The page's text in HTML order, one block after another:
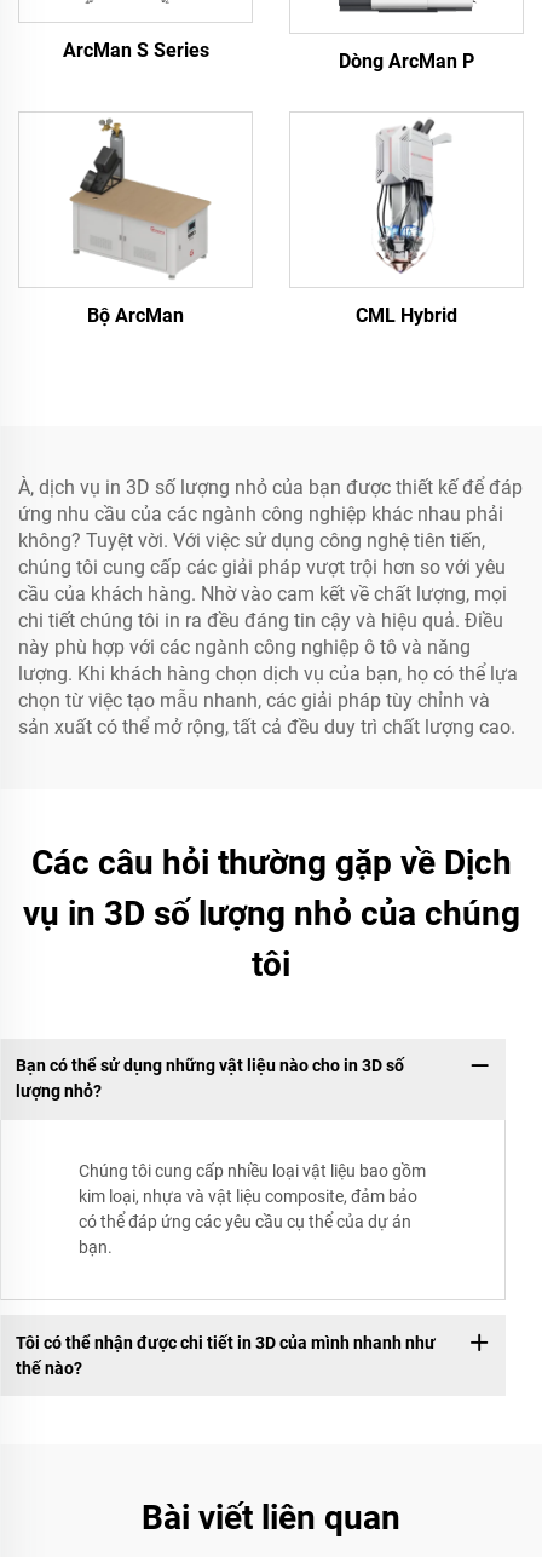
ArcMan S Series Dòng ArcMan P
Bộ ArcMan CML Hybrid
À, dịch vụ in 3D số lượng nhỏ của bạn được thiết kế để đáp
ứng nhu cầu của các ngành công nghiệp khác nhau phải
không? Tuyệt vời. Với việc sử dụng công nghệ tiên tiến,
chúng tôi cung cấp các giải pháp vượt trội hơn so với yêu
cầu của khách hàng. Nhờ vào cam kết về chất lượng, mọi
chi tiết chúng tôi in ra đều đáng tin cậy và hiệu quả. Điều
này phù hợp với các ngành công nghiệp ô tô và năng
lượng. Khi khách hàng chọn dịch vụ của bạn, họ có thể lựa
chọn từ việc tạo mẫu nhanh, các giải pháp tùy chỉnh và
sản xuất có thể mở rộng, tất cả đều duy trì chất lượng cao.
Các câu hỏi thường gặp về Dịch
vụ in 3D số lượng nhỏ của chúng
tôi
Bạn có thể sử dụng những vật liệu nào cho in 3D số
lượng nhỏ?
Chúng tôi cung cấp nhiều loại vật liệu bao gồm
kim loại, nhựa và vật liệu composite, đảm bảo
có thể đáp ứng các yêu cầu cụ thể của dự án
bạn.
Tôi có thể nhận được chi tiết in 3D của mình nhanh như
thế nào?
Bài viết liên quan